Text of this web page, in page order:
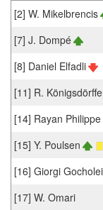
[2] W. Mikelbrencis
[7] J. Dompé
[8] Daniel Elfadli
[11] R.
[14] Rayan Philippe
[15] Y. Poulsen
[16] Giorgi
[17] W. Omari